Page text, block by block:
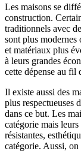
Les maisons se
construction.
traditionnels avec
sont plus modernes
et matériaux plus
à leurs grandes
cette dépense au fil
Il existe aussi des
plus respectueuses
dans ce but. Les
catégorie mais leurs
résistantes,
catégorie. Aussi, on